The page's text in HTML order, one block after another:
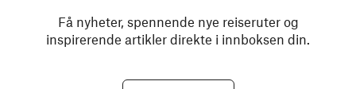
Få nyheter, spennende nye reiseruter og
inspirerende artikler direkte i innboksen din.